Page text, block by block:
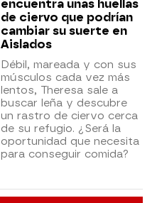
encuentra unas huellas
de ciervo que podrían
cambiar su suerte en
Aislados
Débil, mareada y con sus
músculos cada vez más
lentos, Theresa sale a
buscar leña y descubre
un rastro de ciervo cerca
de su refugio. ¿Será la
oportunidad que necesita
para conseguir comida?